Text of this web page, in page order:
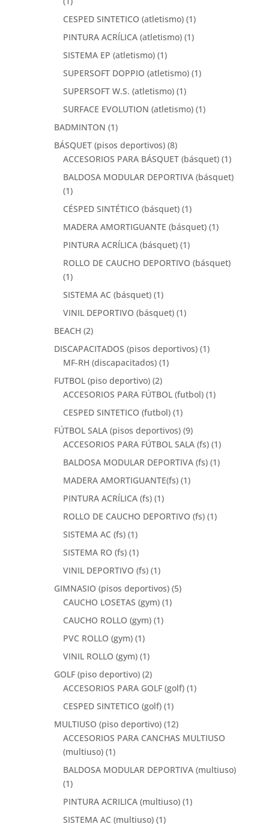
CESPED SINTETICO (atletismo) (1)
PINTURA ACRÍLICA (atletismo) (1)
SISTEMA EP (atletismo) (1)
SUPERSOFT DOPPIO (atletismo) (1)
SUPERSOFT W.S. (atletismo) (1)
SURFACE EVOLUTION (atletismo) (1)
BADMINTON (1)
BÁSQUET (pisos deportivos) (8)
ACCESORIOS PARA BÁSQUET (básquet) (1)
BALDOSA MODULAR DEPORTIVA (básquet)
(1)
CÉSPED SINTÉTICO (básquet) (1)
MADERA AMORTIGUANTE (básquet) (1)
PINTURA ACRÍLICA (básquet) (1)
ROLLO DE CAUCHO DEPORTIVO (básquet)
(1)
SISTEMA AC (básquet) (1)
VINIL DEPORTIVO (básquet) (1)
BEACH (2)
DISCAPACITADOS (pisos deportivos) (1)
MF-RH (discapacitados) (1)
FUTBOL (piso deportivo) (2)
ACCESORIOS PARA FÚTBOL (futbol) (1)
CESPED SINTETICO (futbol) (1)
FÚTBOL SALA (pisos deportivos) (9)
ACCESORIOS PARA FÚTBOL SALA (fs) (1)
BALDOSA MODULAR DEPORTIVA (fs) (1)
MADERA AMORTIGUANTE(fs) (1)
PINTURA ACRÍLICA (fs) (1)
ROLLO DE CAUCHO DEPORTIVO (fs) (1)
SISTEMA AC (fs) (1)
SISTEMA RO (fs) (1)
VINIL DEPORTIVO (fs) (1)
GIMNASIO (pisos deportivos) (5)
CAUCHO LOSETAS (gym) (1)
CAUCHO ROLLO (gym) (1)
PVC ROLLO (gym) (1)
VINIL ROLLO (gym) (1)
GOLF (piso deportivo) (2)
ACCESORIOS PARA GOLF (golf) (1)
CESPED SINTETICO (golf) (1)
MULTIUSO (piso deportivo) (12)
ACCESORIOS PARA CANCHAS MULTIUSO
(multiuso) (1)
BALDOSA MODULAR DEPORTIVA (multiuso)
(1)
PINTURA ACRILICA (multiuso) (1)
SISTEMA AC (multiuso) (1)